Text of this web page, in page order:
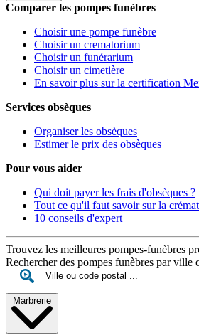
Comparer les pompes funèbres
Choisir une pompe funèbre
Choisir un crematorium
Choisir un funérarium
Choisir un cimetière
En savoir plus sur la certification
Services obsèques
Organiser les obsèques
Estimer le prix des obsèques
Pour vous aider
Qui doit payer les frais d'obsèques ?
Tout ce qu'il faut savoir sur la
10 conseils d'expert
Trouvez les meilleures pompes-funèbres
Rechercher des pompes funèbres par ville
Marbrerie